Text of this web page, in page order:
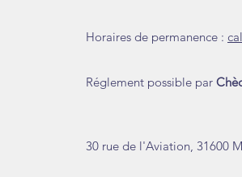
Horaires de permanence :
Réglement possible par
30 rue de l'Aviation, 31600